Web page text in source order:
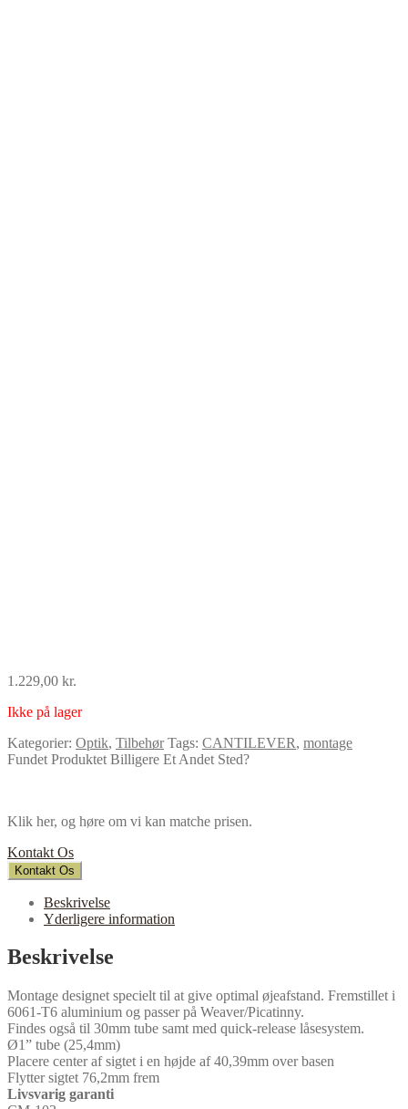
1.229,00 kr.
Ikke på lager
Kategorier: Optik, Tilbehør Tags: CANTILEVER, montage
Fundet Produktet Billigere Et Andet Sted?
Klik her, og høre om vi kan matche prisen.
Kontakt Os
Kontakt Os
Beskrivelse
Yderligere information
Beskrivelse
Montage designet specielt til at give optimal øjeafstand. Fremstillet i
6061-T6 aluminium og passer på Weaver/Picatinny.
Findes også til 30mm tube samt med quick-release låsesystem.
Ø1” tube (25,4mm)
Placere center af sigtet i en højde af 40,39mm over basen
Flytter sigtet 76,2mm frem
Livsvarig garanti